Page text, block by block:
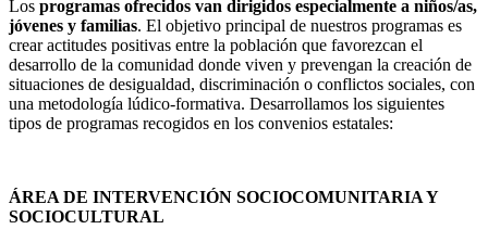
Los programas ofrecidos van dirigidos especialmente a niños/as,
jóvenes y familias. El objetivo principal de nuestros programas es
crear actitudes positivas entre la población que favorezcan el
desarrollo de la comunidad donde viven y prevengan la creación de
situaciones de desigualdad, discriminación o conflictos sociales, con
una metodología lúdico-formativa. Desarrollamos los siguientes
tipos de programas recogidos en los convenios estatales:
ÁREA DE INTERVENCIÓN SOCIOCOMUNITARIA Y
SOCIOCULTURAL